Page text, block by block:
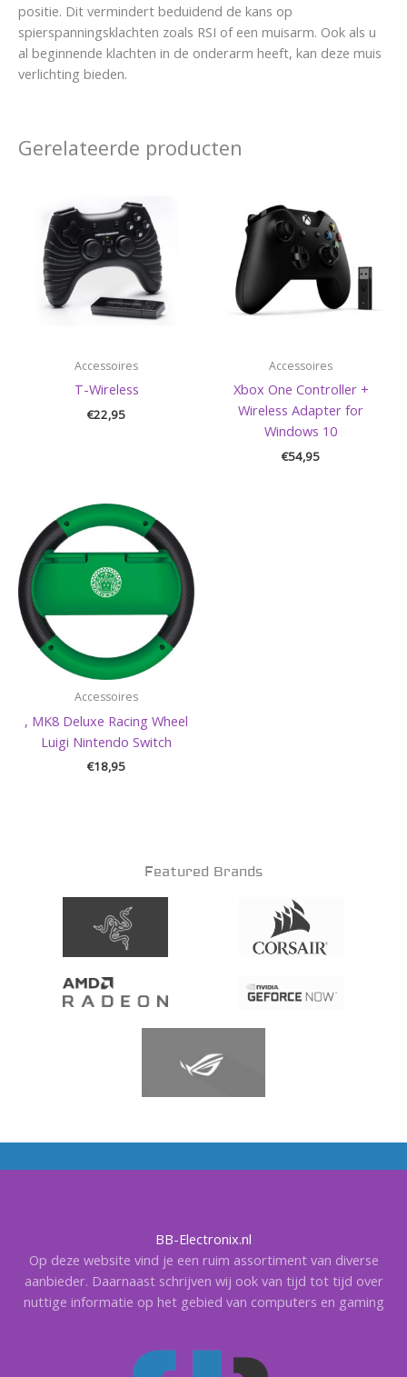
positie. Dit vermindert beduidend de kans op
spierspanningsklachten zoals RSI of een muisarm. Ook als u
al beginnende klachten in de onderarm heeft, kan deze muis
verlichting bieden.
Gerelateerde producten
Accessoires
T-Wireless
€22,95
Accessoires
Xbox One Controller +
Wireless Adapter for
Windows 10
€54,95
Accessoires
, MK8 Deluxe Racing Wheel
Luigi Nintendo Switch
€18,95
Featured Brands
BB-Electronix.nl
Op deze website vind je een ruim assortiment van diverse
aanbieder. Daarnaast schrijven wij ook van tijd tot tijd over
nuttige informatie op het gebied van computers en gaming